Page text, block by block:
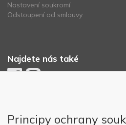
Nastavení soukromí
Odstoupení od smlouvy
Najdete nás také
Principy ochrany